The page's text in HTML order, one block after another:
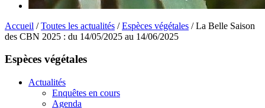
Accueil /Toutes les actualités /Espèces végétales / La Belle Saison
des CBN 2025 : du 14/05/2025 au 14/06/2025
Espèces végétales
Actualités
Enquêtes en cours
Agenda